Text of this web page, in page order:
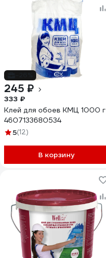
245 ₽
333 ₽
Клей для обоев КМЦ 1000 г
4607133680534
5(12)
В корзину